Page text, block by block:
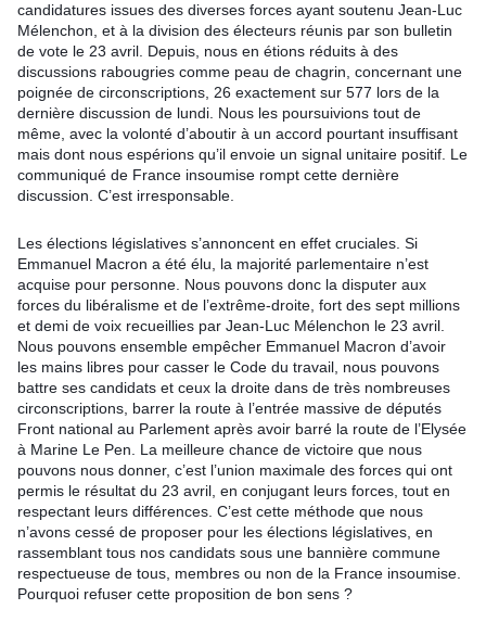
candidatures issues des diverses forces ayant soutenu Jean-Luc
Mélenchon, et à la division des électeurs réunis par son bulletin
de vote le 23 avril. Depuis, nous en étions réduits à des
discussions rabougries comme peau de chagrin, concernant une
poignée de circonscriptions, 26 exactement sur 577 lors de la
dernière discussion de lundi. Nous les poursuivions tout de
même, avec la volonté d’aboutir à un accord pourtant insuffisant
mais dont nous espérions qu’il envoie un signal unitaire positif. Le
communiqué de France insoumise rompt cette dernière
discussion. C’est irresponsable.
Les élections législatives s’annoncent en effet cruciales. Si
Emmanuel Macron a été élu, la majorité parlementaire n’est
acquise pour personne. Nous pouvons donc la disputer aux
forces du libéralisme et de l’extrême-droite, fort des sept millions
et demi de voix recueillies par Jean-Luc Mélenchon le 23 avril.
Nous pouvons ensemble empêcher Emmanuel Macron d’avoir
les mains libres pour casser le Code du travail, nous pouvons
battre ses candidats et ceux la droite dans de très nombreuses
circonscriptions, barrer la route à l’entrée massive de députés
Front national au Parlement après avoir barré la route de l’Elysée
à Marine Le Pen. La meilleure chance de victoire que nous
pouvons nous donner, c’est l’union maximale des forces qui ont
permis le résultat du 23 avril, en conjugant leurs forces, tout en
respectant leurs différences. C’est cette méthode que nous
n’avons cessé de proposer pour les élections législatives, en
rassemblant tous nos candidats sous une bannière commune
respectueuse de tous, membres ou non de la France insoumise.
Pourquoi refuser cette proposition de bon sens ?